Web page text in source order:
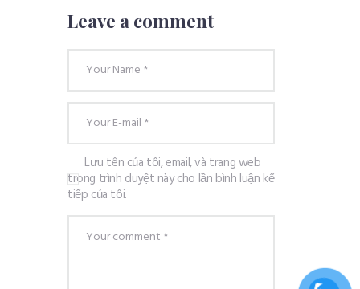
Leave a comment
Lưu tên của tôi, email, và trang web
trong trình duyệt này cho lần bình luận kế
tiếp của tôi.